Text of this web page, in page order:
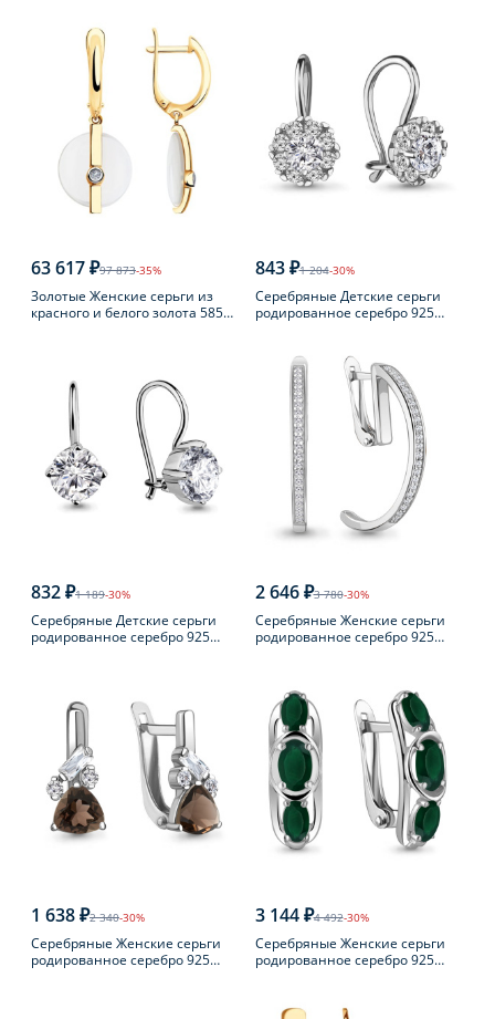
63 617 ₽97 873-35%
Золотые Женские серьги из
красного и белого золота 585
843 ₽1 204-30%
Серебряные Детские серьги
родированное серебро 925
832 ₽1 189-30%
Серебряные Детские серьги
родированное серебро 925
2 646 ₽3 780-30%
Серебряные Женские серьги
родированное серебро 925
1 638 ₽2 340-30%
Серебряные Женские серьги
родированное серебро 925
3 144 ₽4 492-30%
Серебряные Женские серьги
родированное серебро 925